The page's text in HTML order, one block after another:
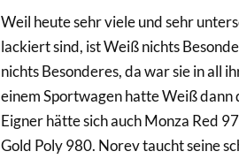
Weil heute sehr viele und sehr
lackiert sind, ist Weiß nichts
nichts Besonderes, da war sie in all
einem Sportwagen hatte Weiß
Eigner hätte sich auch Monza Red
Gold Poly 980. Norev taucht seine